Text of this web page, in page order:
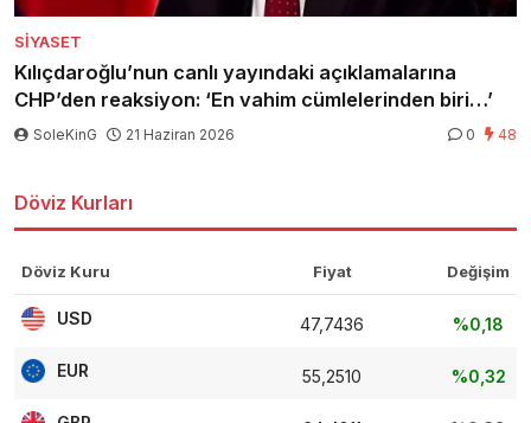
SIYASET
Kılıçdaroğlu’nun canlı yayındaki açıklamalarına
CHP’den reaksiyon: ‘En vahim cümlelerinden biri…’
SoleKinG 21 Haziran 2026 0 48
Döviz Kurları
Döviz Kuru Fiyat Değişim
USD 47,7436 %0,18
EUR 55,2510 %0,32